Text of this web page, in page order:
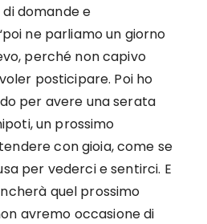
domande e
ne parliamo un giorno
perché non capivo
posticipare. Poi ho
per avere una serata
un prossimo
con gioia, come se
per vederci e sentirci. E
quel prossimo
avremo occasione di